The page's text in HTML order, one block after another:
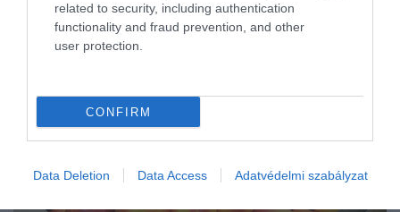
related to security, including authentication
functionality and fraud prevention, and other
user protection.
CONFIRM
Data Deletion Data Access Adatvédelmi szabályzat